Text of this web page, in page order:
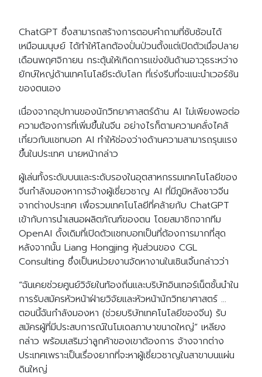
ChatGPT ซึ่งสามารถสร้างการตอบคำถามที่ซับซ้อนได้
เหมือนมนุษย์ ได้ทำให้โลกต้องปั่นป่วนตั้งแต่เปิดตัวเมื่อปลาย
เดือนพฤศจิกายน กระตุ้นให้เกิดการแข่งขันด้านอาวุธระหว่าง
ยักษ์ใหญ่ด้านเทคโนโลยีระดับโลก ที่เร่งรีบที่จะแนะนำเวอร์ชัน
ของตนเอง
เนื่องจากอุปทานของนักวิทยาศาสตร์ด้าน AI ไม่เพียงพอต่อ
ความต้องการที่เพิ่มขึ้นในจีน อย่างไรก็ตามความคลั่งไคล้
เกี่ยวกับแชทบอท AI ทำให้ช่องว่างด้านความสามารถรุนแรง
ขึ้นในประเทศ นายหน้ากล่าว
ผู้เล่นทั้งระดับบนและระดับรองในอุตสาหกรรมเทคโนโลยีของ
จีนกำลังมองหาการจ้างผู้เชี่ยวชาญ AI ที่มีภูมิหลังชาวจีน
จากต่างประเทศ เพื่อรวมเทคโนโลยีที่คล้ายกับ ChatGPT
เข้ากับการนำเสนอผลิตภัณฑ์ของตน โดยสมาชิกจากทีม
OpenAI ดั้งเดิมที่เปิดตัวแชทบอทเป็นที่ต้องการมากที่สุด
หลังจากนั้น Liang Hongjing หุ้นส่วนของ CGL
Consulting ซึ่งเป็นหน่วยงานจัดหางานในเซินเจิ้นกล่าวว่า
“ฉันเคยช่วยศูนย์วิจัยในท้องถิ่นและบริษัทอินเทอร์เน็ตชั้นนำใน
การรับสมัครหัวหน้าฝ่ายวิจัยและหัวหน้านักวิทยาศาสตร์ …
ตอนนี้ฉันกำลังมองหา (ช่วยบริษัทเทคโนโลยีของจีน) รับ
สมัครผู้ที่มีประสบการณ์ในโมเดลภาษาขนาดใหญ่” เหลียง
กล่าว พร้อมเสริมว่าลูกค้าของเขาต้องการ จ้างจากต่าง
ประเทศเพราะเป็นเรื่องยากที่จะหาผู้เชี่ยวชาญในสาขาบนแผ่น
ดินใหญ่